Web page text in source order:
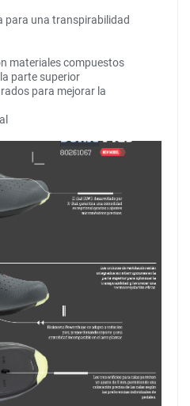
para una transpirabilidad
materiales compuestos
parte superior
para mejorar la